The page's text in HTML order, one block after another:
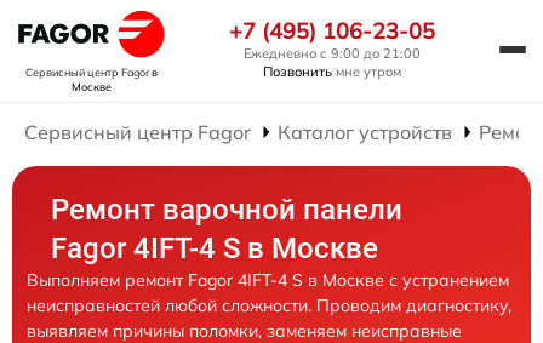
Сервисный центр Fagorв
Москве
+7 (495) 106-23-05
Ежедневно с 9:00 до 21:00
Позвонить мне утром
Сервисный центр Fagor Каталог устройств
Ремонт варочной панели
Fagor 4IFT-4 S в Москве
Выполняем ремонт Fagor 4IFT-4 S в Москве с устранением
неисправностей любой сложности. Проводим диагностику,
выявляем причины поломки, заменяем неисправные